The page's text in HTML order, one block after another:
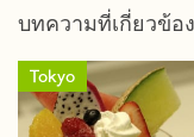
บทความที่เกี่ยวข้อง
Tokyo